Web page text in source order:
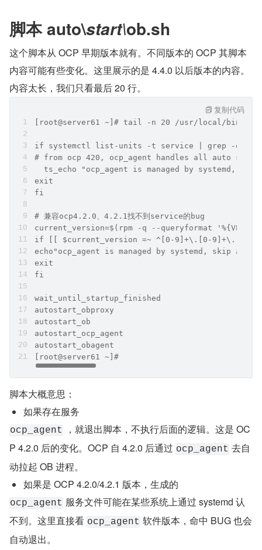
脚本 auto\start\ob.sh
这个脚本从 OCP 早期版本就有。不同版本的 OCP 其脚本
内容可能有些变化。这里展示的是 4.4.0 以后版本的内容。
内容太长，我们只看最后 20 行。
[root@server61 ~]# tail -n 20 /usr/local/bin/
if systemctl list-units -t service | grep -qw
# from ocp 420, ocp_agent handles all auto
ts_echo "ocp_agent is managed by systemd,
exit
fi
# 兼容ocp4.2.0、4.2.1找不到service的bug
current_version=$(rpm -q --queryformat
if [[ $current_version =~ ^[0-9]+\.[0-9]+\.[0-
echo"ocp_agent is managed by systemd, skip
exit
fi
wait_until_startup_finished
autostart_obproxy
autostart_ob
autostart_ocp_agent
autostart_obagent
[root@server61 ~]#
复制代码
脚本大概意思：
如果存在服务
ocp_agent
，就退出脚本，不执行后面的逻辑。这是 OC
P 4.2.0 后的变化。OCP 自 4.2.0 后通过 ocp_agent 去自
动拉起 OB 进程。
如果是 OCP 4.2.0/4.2.1 版本，生成的
ocp_agent 服务文件可能在某些系统上通过 systemd 认
不到。这里直接看 ocp_agent 软件版本，命中 BUG 也会
自动退出。